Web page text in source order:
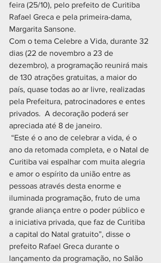
feira (25/10), pelo prefeito de Curitiba
Rafael Greca e pela primeira-dama,
Margarita Sansone.
Com o tema Celebre a Vida, durante 32
dias (22 de novembro a 23 de
dezembro), a programação reunirá mais
de 130 atrações gratuitas, a maior do
país, quase todas ao ar livre, realizadas
pela Prefeitura, patrocinadores e entes
privados.  A decoração poderá ser
apreciada até 8 de janeiro.
ano da retomada completa, e o Natal de
Curitiba vai espalhar com muita alegria
e amor o espírito da união entre as
pessoas através desta enorme e
iluminada programação, fruto de uma
grande aliança entre o poder público e
a iniciativa privada, que faz de Curitiba
a capital do Natal gratuito”, disse o
prefeito Rafael Greca durante o
lançamento da programação, no Salão